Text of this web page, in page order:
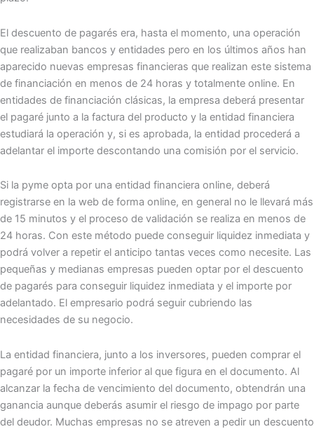
El descuento de pagarés era, hasta el momento, una operación
que realizaban bancos y entidades pero en los últimos años han
aparecido nuevas empresas financieras que realizan este sistema
de financiación en menos de 24 horas y totalmente online. En
entidades de financiación clásicas, la empresa deberá presentar
el pagaré junto a la factura del producto y la entidad financiera
estudiará la operación y, si es aprobada, la entidad procederá a
adelantar el importe descontando una comisión por el servicio.
Si la pyme opta por una entidad financiera online, deberá
registrarse en la web de forma online, en general no le llevará más
de 15 minutos y el proceso de validación se realiza en menos de
24 horas. Con este método puede conseguir liquidez inmediata y
podrá volver a repetir el anticipo tantas veces como necesite. Las
pequeñas y medianas empresas pueden optar por el descuento
de pagarés para conseguir liquidez inmediata y el importe por
adelantado. El empresario podrá seguir cubriendo las
necesidades de su negocio.
La entidad financiera, junto a los inversores, pueden comprar el
pagaré por un importe inferior al que figura en el documento. Al
alcanzar la fecha de vencimiento del documento, obtendrán una
ganancia aunque deberás asumir el riesgo de impago por parte
del deudor. Muchas empresas no se atreven a pedir un descuento